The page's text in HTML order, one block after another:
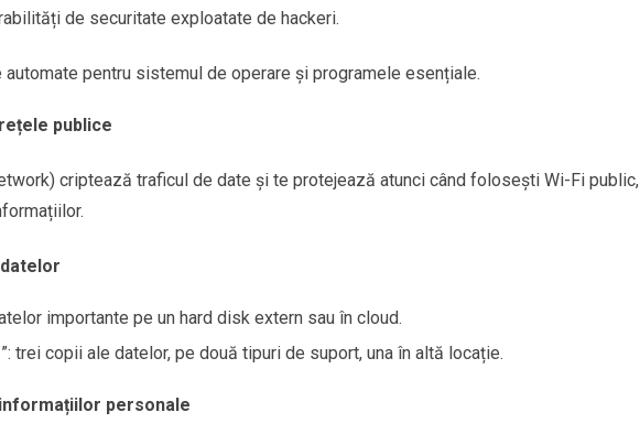
de securitate exploatate de hackeri.
pentru sistemul de operare și programele esențiale.
publice
criptează traficul de date și te protejează atunci când folosești Wi-Fi public,
importante pe un hard disk extern sau în cloud.
trei copii ale datelor, pe două tipuri de suport, una în altă locație.
personale